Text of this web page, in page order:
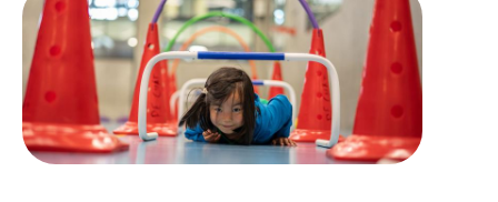
Contactez-nous
Trouver un camp